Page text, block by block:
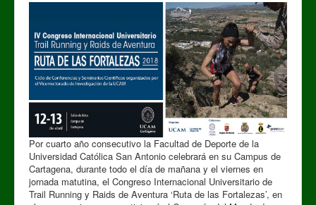
Por cuarto año consecutivo la Facultad de Deporte de la
Universidad Católica San Antonio celebrará en su Campus de
Cartagena, durante todo el día de mañana y el viernes en
jornada matutina, el Congreso Internacional Universitario de
Trail Running y Raids de Aventura ‘Ruta de las Fortalezas’, en